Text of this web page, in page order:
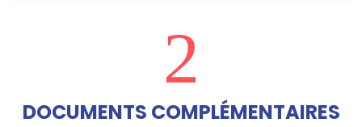
2
DOCUMENTS COMPLÉMENTAIRES